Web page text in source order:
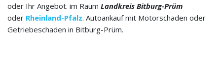
oder Ihr Angebot. im Raum Landkreis Bitburg-Prüm
oder Rheinland-Pfalz. Autoankauf mit Motorschaden oder
Getriebeschaden in Bitburg-Prüm.